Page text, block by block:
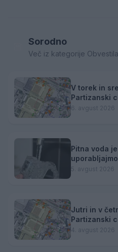
Sorodno
Več iz kategorije Obvestila
V torek in
Partizanski
dobava
6. avgust 2026
Pitna voda
5. avgust 2026
Jutri in v
Partizanski
dobava
4. avgust 2026